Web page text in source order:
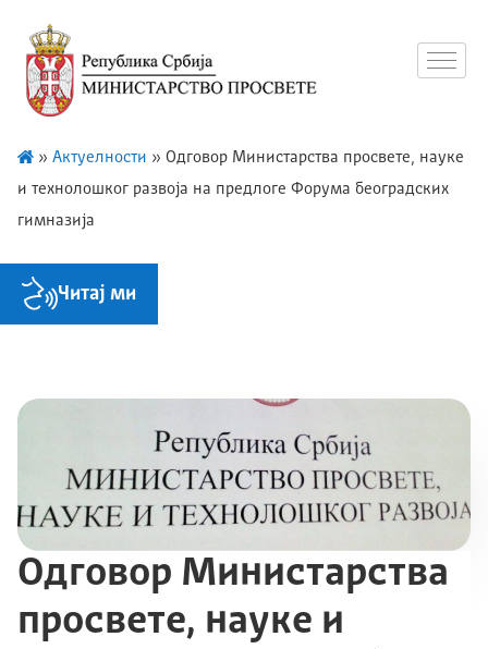
» Актуелности » Одговор Министарства просвете, науке
и технолошког развоја на предлоге Форума београдских
гимназија
Читај ми
Одговор Министарства
просвете, науке и